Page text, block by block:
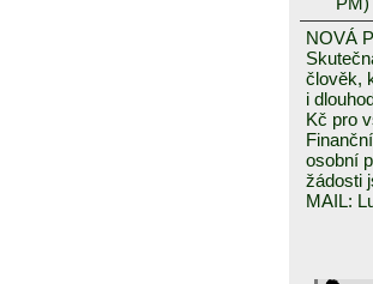
NOVÁ
člověk,
i
Kč pro
osobní
žádosti
MAIL: